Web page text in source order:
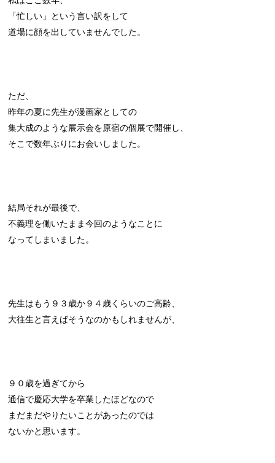
「忙しい」という言い訳をして
道場に顔を出していませんでした。
ただ、
昨年の夏に先生が漫画家としての
集大成のような展示会を原宿の個展で開催し、
そこで数年ぶりにお会いしました。
結局それが最後で、
不義理を働いたまま今回のようなことに
なってしまいました。
先生はもう９３歳か９４歳くらいのご高齢、
大往生と言えばそうなのかもしれませんが、
９０歳を過ぎてから
通信で慶応大学を卒業したほどなので
まだまだやりたいことがあったのでは
ないかと思います。